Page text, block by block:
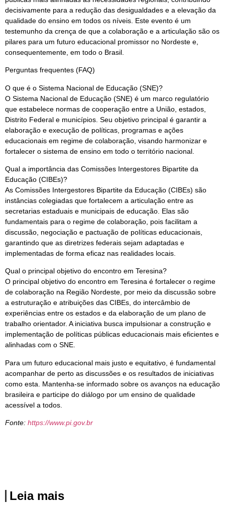
decisivamente para a redução das desigualdades e a elevação da
qualidade do ensino em todos os níveis. Este evento é um
testemunho da crença de que a colaboração e a articulação são os
pilares para um futuro educacional promissor no Nordeste e,
consequentemente, em todo o Brasil.
Perguntas frequentes (FAQ)
O que é o Sistema Nacional de Educação (SNE)?
O Sistema Nacional de Educação (SNE) é um marco regulatório
que estabelece normas de cooperação entre a União, estados,
Distrito Federal e municípios. Seu objetivo principal é garantir a
elaboração e execução de políticas, programas e ações
educacionais em regime de colaboração, visando harmonizar e
fortalecer o sistema de ensino em todo o território nacional.
Qual a importância das Comissões Intergestores Bipartite da
Educação (CIBEs)?
As Comissões Intergestores Bipartite da Educação (CIBEs) são
instâncias colegiadas que fortalecem a articulação entre as
secretarias estaduais e municipais de educação. Elas são
fundamentais para o regime de colaboração, pois facilitam a
discussão, negociação e pactuação de políticas educacionais,
garantindo que as diretrizes federais sejam adaptadas e
implementadas de forma eficaz nas realidades locais.
Qual o principal objetivo do encontro em Teresina?
O principal objetivo do encontro em Teresina é fortalecer o regime
de colaboração na Região Nordeste, por meio da discussão sobre
a estruturação e atribuições das CIBEs, do intercâmbio de
experiências entre os estados e da elaboração de um plano de
trabalho orientador. A iniciativa busca impulsionar a construção e
implementação de políticas públicas educacionais mais eficientes e
alinhadas com o SNE.
Para um futuro educacional mais justo e equitativo, é fundamental
acompanhar de perto as discussões e os resultados de iniciativas
como esta. Mantenha-se informado sobre os avanços na educação
brasileira e participe do diálogo por um ensino de qualidade
acessível a todos.
Fonte: https://www.pi.gov.br
Leia mais